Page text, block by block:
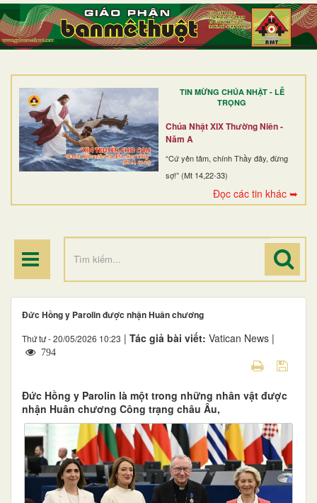
TIN MỪNG CHÚA NHẬT - LỄ
TRỌNG
Chúa Nhật XIX Thường Niên -
Năm A
“Cứ yên tâm, chính Thầy đây, đừng
sợ!” (Mt 14,22-33)
Đọc các tin khác ➥
TRANG NHẤT
GIỚI THIỆU
DÒNG TU
BAN MỤC VỤ
ĐOÀN THỂ CG
ĐIỂM HÀNH HƯƠNG
Đức Hồng y Parolin được nhận Huân chương
Thứ tư - 20/05/2026 10:23 | Tác giả bài viết: Vatican News |
794
Đức Hồng y Parolin là một trong những nhân vật được
nhận Huân chương Công trạng châu Âu,